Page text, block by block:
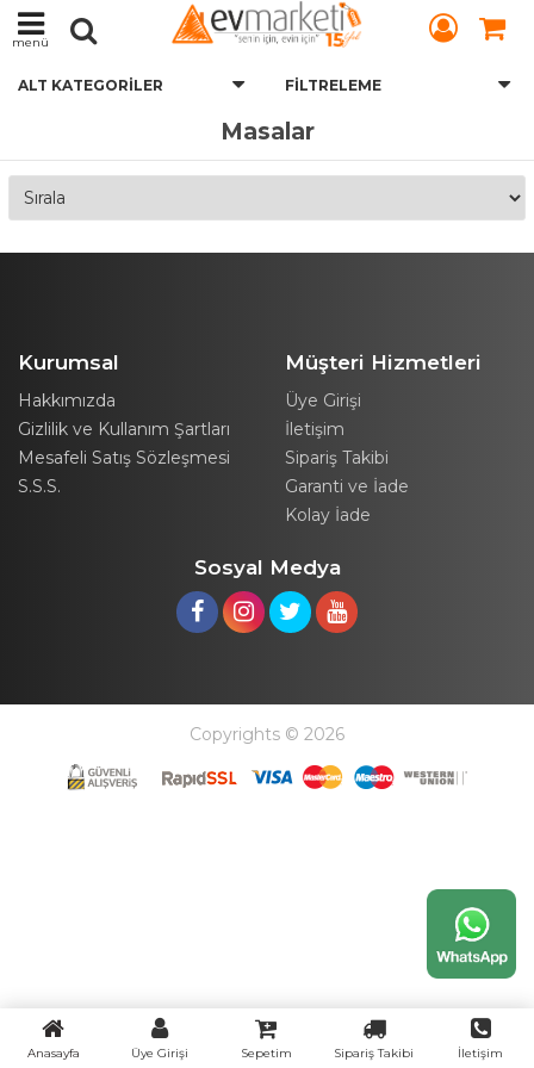
menü
ALT KATEGORILER FILTRELEME
Masalar
Kurumsal
Hakkımızda
Gizlilik ve Kullanım Şartları
Mesafeli Satış Sözleşmesi
S.S.S.
Müşteri Hizmetleri
Üye Girişi
İletişim
Sipariş Takibi
Garanti ve İade
Kolay İade
Sosyal Medya
Copyrights © 2026
Anasayfa Üye Girişi Sepetim Sipariş Takibi İletişim